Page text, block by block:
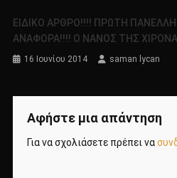
ΕΙΔΙΚΟ ΑΡΘΡΟ!!!! ΠΡΩΤΗ
ΑΝΑΦΟΡΑ!!!! Ο ΝΑΝΟΣ ΤΗΣ ΧΙΡΟΝΑ
16 Ιουνίου 2014 saman lycan
Αφήστε μια απάντηση
Για να σχολιάσετε πρέπει να